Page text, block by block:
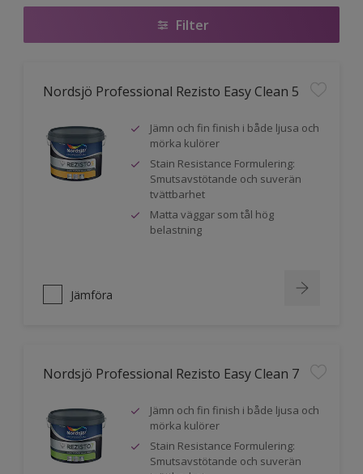
Filter
Nordsjö Professional Rezisto Easy Clean 5
Jämn och fin finish i både ljusa och
mörka kulörer
Stain Resistance Formulering:
Smutsavstötande och suverän
tvättbarhet
Matta väggar som tål hög
belastning
Jämföra
Nordsjö Professional Rezisto Easy Clean 7
Jämn och fin finish i både ljusa och
mörka kulörer
Stain Resistance Formulering:
Smutsavstötande och suverän